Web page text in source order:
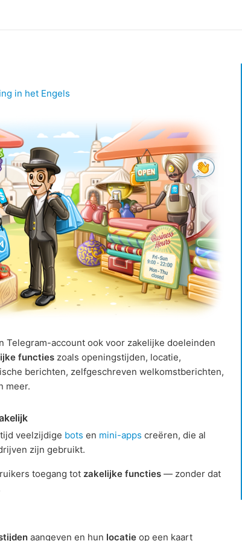
in het Engels
Telegram-account ook voor zakelijke doeleinden
functies zoals openingstijden, locatie,
berichten, zelfgeschreven welkomstberichten,
meer.
veelzijdige bots en mini-apps creëren, die al
zijn gebruikt.
toegang tot zakelijke functies — zonder dat
aangeven en hun locatie op een kaart